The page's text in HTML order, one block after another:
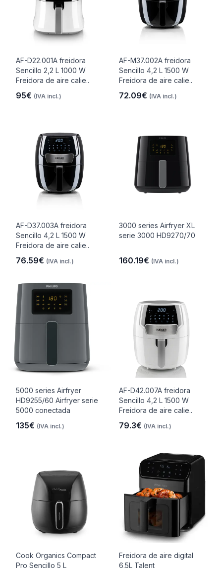
AF-D22.001A freidora
Sencillo 2,2 L 1000 W
Freidora de aire calie..
95€ (IVA incl.)
AF-M37.002A freidora
Sencillo 4,2 L 1500 W
Freidora de aire calie..
72.09€ (IVA incl.)
AF-D37.003A freidora
Sencillo 4,2 L 1500 W
Freidora de aire calie..
76.59€ (IVA incl.)
3000 series Airfryer XL
serie 3000 HD9270/70
160.19€ (IVA incl.)
5000 series Airfryer
HD9255/60 Airfryer serie
5000 conectada
135€ (IVA incl.)
AF-D42.007A freidora
Sencillo 4,2 L 1500 W
Freidora de aire calie..
79.3€ (IVA incl.)
Cook Organics Compact
Pro Sencillo 5 L
Freidora de aire digital
6.5L Talent